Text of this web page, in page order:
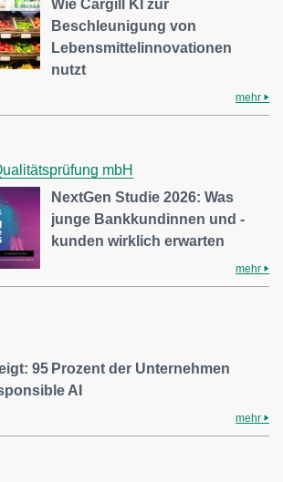
Wie Cargill KI zur
Beschleunigung von
Lebensmittelinnovationen
nutzt
mehr
mbH
NextGen Studie 2026: Was
junge Bankkundinnen und -
kunden wirklich erwarten
mehr
95 Prozent der Unternehmen
AI
mehr